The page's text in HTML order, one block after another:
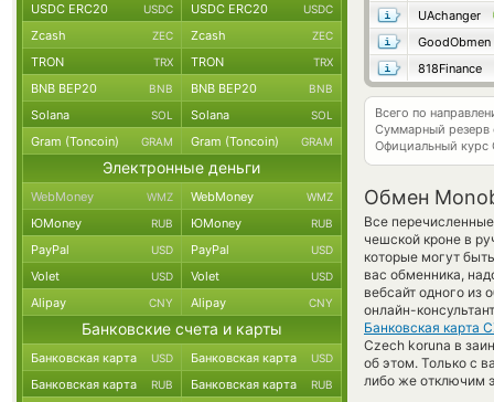
UAchanger
GoodObmen
818Finance
Всего по
Суммарный резерв
Официальный курс
Обмен
Все
чешской кроне в
которые могут
вас обменника,
вебсайт одного из
онлайн-
Банковская карта
Czech koruna в
об этом. Только с
либо же отключим
USDC ERC20 USDC USDC ERC20 USDC
Zcash ZEC Zcash ZEC
TRON TRX TRON TRX
BNB BEP20 BNB BNB BEP20 BNB
Solana SOL Solana SOL
Gram (Toncoin) GRAM Gram (Toncoin) GRAM
Электронные деньги
WebMoney WMZ WebMoney WMZ
ЮMoney RUB ЮMoney RUB
PayPal USD PayPal USD
Volet USD Volet USD
Alipay CNY Alipay CNY
Банковские счета и карты
Банковская карта USD Банковская карта USD
Банковская карта RUB Банковская карта RUB